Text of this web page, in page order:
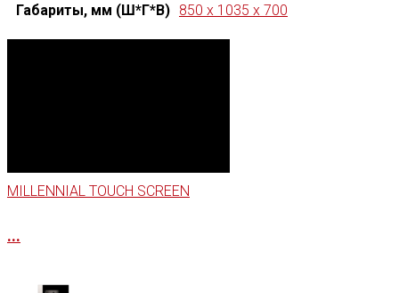
Габариты, мм (Ш*Г*В) 850 x 1035 x 700
MILLENNIAL TOUCH SCREEN
...